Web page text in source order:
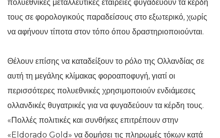
πολυεθνικές μεταλλευτικές εταιρείες φυγαδεύουν τα κέρδη
τους σε φορολογικούς παραδείσους στο εξωτερικό, χωρίς
να αφήνουν τίποτα στον τόπο όπου δραστηριοποιούνται.
Θέλουν επίσης να καταδείξουν το ρόλο της Ολλανδίας σε
αυτή τη μεγάλης κλίμακας φοροαποφυγή, γιατί οι
περισσότερες πολυεθνικές χρησιμοποιούν ενδιάμεσες
ολλανδικές θυγατρικές για να φυγαδεύουν τα κέρδη τους.
«Πολλές πολιτικές και συνθήκες επιτρέπουν στην
«Eldorado Gold» να δομήσει τις πληρωμές τόκων κατά